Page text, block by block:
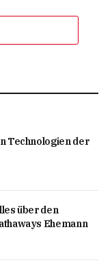
Technologien der
über den
Ehemann